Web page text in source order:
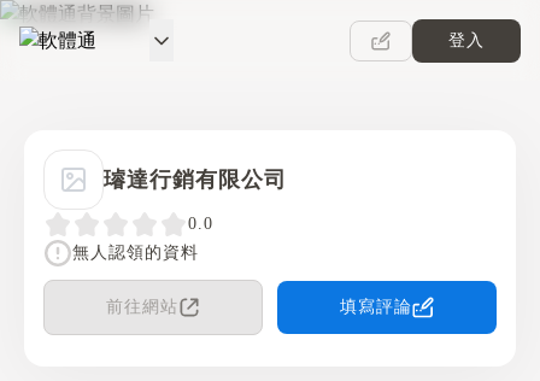
軟體通
登入
璿達行銷有限公司
0.0
無人認領的資料
前往網站 填寫評論